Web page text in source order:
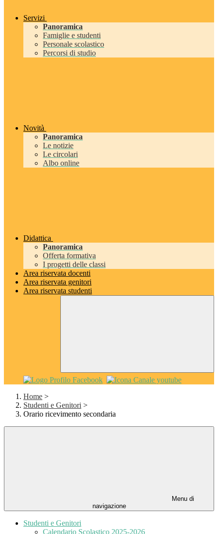
Servizi
Panoramica
Famiglie e studenti
Personale scolastico
Percorsi di studio
Novità
Panoramica
Le notizie
Le circolari
Albo online
Didattica
Panoramica
Offerta formativa
I progetti delle classi
Area riservata docenti
Area riservata genitori
Area riservata studenti
Home >
Studenti e Genitori >
Orario ricevimento secondaria
Menu di
navigazione
Studenti e Genitori
Calendario Scolastico 2025-2026